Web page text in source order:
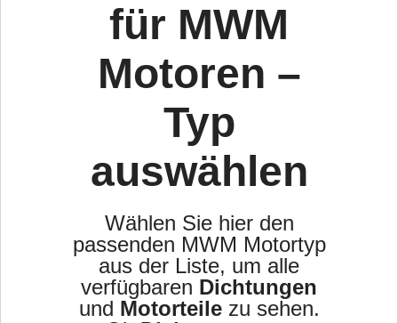
für MWM
Motoren –
Typ
auswählen
Wählen Sie hier den
passenden MWM Motortyp
aus der Liste, um alle
verfügbaren Dichtungen
und Motorteilezu sehen.